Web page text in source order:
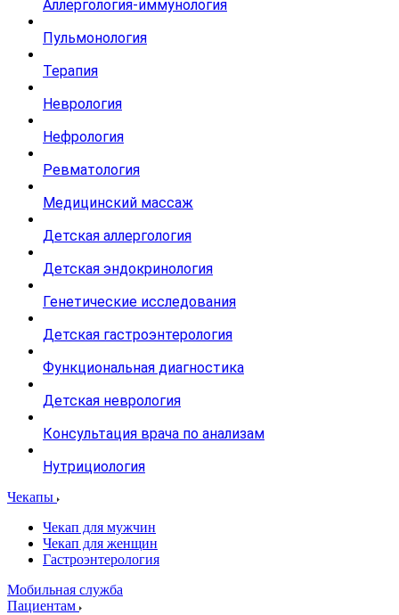
Аллергология-иммунология
Пульмонология
Терапия
Неврология
Нефрология
Ревматология
Медицинский массаж
Детская аллергология
Детская эндокринология
Генетические исследования
Детская гастроэнтерология
Функциональная диагностика
Детская неврология
Консультация врача по анализам
Нутрициология
Чекапы
Чекап для мужчин
Чекап для женщин
Гастроэнтерология
Мобильная служба
Пациентам